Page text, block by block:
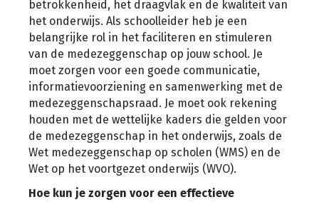
betrokkenheid, het draagvlak en de kwaliteit van
het onderwijs. Als schoolleider heb je een
belangrijke rol in het faciliteren en stimuleren
van de medezeggenschap op jouw school. Je
moet zorgen voor een goede communicatie,
informatievoorziening en samenwerking met de
medezeggenschapsraad. Je moet ook rekening
houden met de wettelijke kaders die gelden voor
de medezeggenschap in het onderwijs, zoals de
Wet medezeggenschap op scholen (WMS) en de
Wet op het voortgezet onderwijs (WVO).
Hoe kun je zorgen voor een effectieve